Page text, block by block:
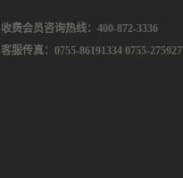
收费会员咨询热线：400-872-3336
客服传真：0755-86191334 0755-